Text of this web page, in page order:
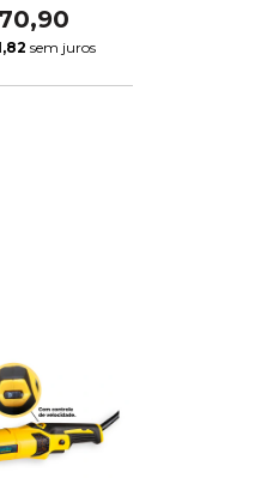
sem juros